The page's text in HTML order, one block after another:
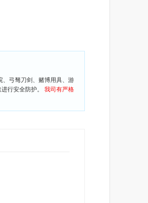
、弓驽刀剑、赌博用具、游
行安全防护。 我司有严格